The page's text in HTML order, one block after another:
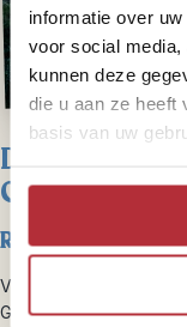
informatie over
voor social
kunnen deze
die u aan ze heeft
basis van uw
Dag 10 –
Gray
Reistijd: circa 7
Vanuit Whistler begin
Gray Provincial Park.